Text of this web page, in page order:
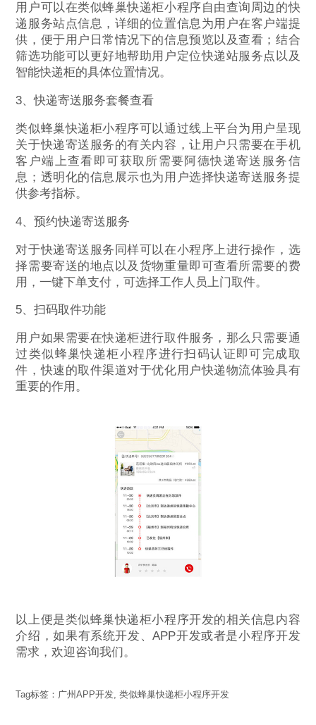
用户可以在类似蜂巢快递柜小程序自由查询周边的快
递服务站点信息，详细的位置信息为用户在客户端提
供，便于用户日常情况下的信息预览以及查看；结合
筛选功能可以更好地帮助用户定位快递站服务点以及
智能快递柜的具体位置情况。
3、快递寄送服务套餐查看
类似蜂巢快递柜小程序可以通过线上平台为用户呈现
关于快递寄送服务的有关内容，让用户只需要在手机
客户端上查看即可获取所需要阿德快递寄送服务信
息；透明化的信息展示也为用户选择快递寄送服务提
供参考指标。
4、预约快递寄送服务
对于快递寄送服务同样可以在小程序上进行操作，选
择需要寄送的地点以及货物重量即可查看所需要的费
用，一键下单支付，可选择工作人员上门取件。
5、扫码取件功能
用户如果需要在快递柜进行取件服务，那么只需要通
过类似蜂巢快递柜小程序进行扫码认证即可完成取
件，快速的取件渠道对于优化用户快递物流体验具有
重要的作用。
以上便是类似蜂巢快递柜小程序开发的相关信息内容
介绍，如果有系统开发、APP开发或者是小程序开发
需求，欢迎咨询我们。
Tag标签： 广州APP开发,类似蜂巢快递柜小程序开发